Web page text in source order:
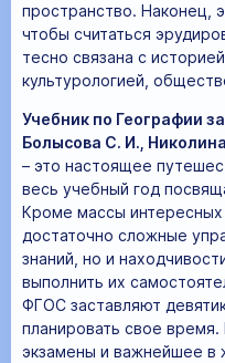
пространство. Наконец,
чтобы считаться
тесно связана с
культурологией,
Учебник по Географии
Болысова С. И.,
– это настоящее
весь учебный год
Кроме массы
достаточно сложные
знаний, но и
выполнить их
ФГОС заставляют
планировать свое
экзамены и важнейшее в